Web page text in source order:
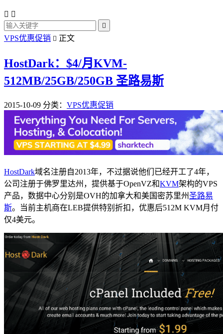
 

VPS优惠促销  正文
HostDark：$4/月KVM-
512MB/25GB/250GB 圣路易斯
2015-10-09 分类： VPS优惠促销
HostDark域名注册自2013年，不过据说他们已经开工了4年，
公司注册于佛罗里达州，提供基于OpenVZ和KVM架构的VPS
产品，数据中心分别是OVH的加拿大和美国密苏里州圣路易
斯。当前主机商在LEB提供特别折扣，优惠后512M KVM月付
仅4美元。